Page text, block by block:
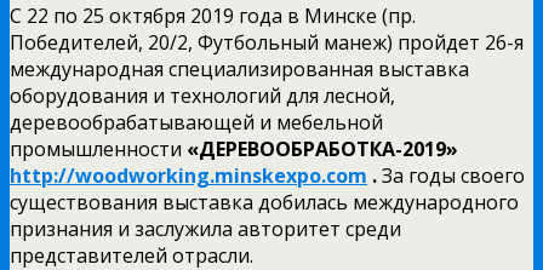
С 22 по 25 октября 2019 года в Минске (пр.
Победителей, 20/2, Футбольный манеж) пройдет 26-я
международная специализированная выставка
оборудования и технологий для лесной,
деревообрабатывающей и мебельной
промышленности «ДЕРЕВООБРАБОТКА-2019»
http://woodworking.minskexpo.com .За годы своего
существования выставка добилась международного
признания и заслужила авторитет среди
представителей отрасли.